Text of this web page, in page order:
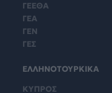
ΓΕΕΘΑ
ΓΕΑ
ΓΕΝ
ΓΕΣ
ΕΛΛΗΝΟΤΟΥΡΚΙΚΑ
ΚΥΠΡΟΣ